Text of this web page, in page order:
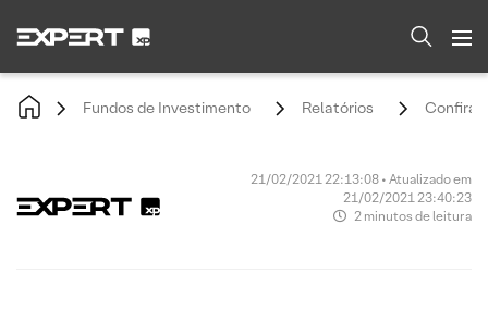
Fundos de Investimento Relatórios Confira
21/02/2021 22:13:08 • Atualizado em
21/02/2021 23:40:23
2 minutos de leitura